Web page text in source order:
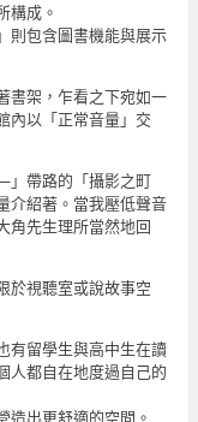
構成。
則包含圖書機能與展示
書架，乍看之下宛如一
內以「正常音量」交
」帶路的「攝影之町
介紹著。當我壓低聲音
角先生理所當然地回
於視聽室或說故事空
有留學生與高中生在讀
人都自在地度過自己的
造出更舒適的空間。